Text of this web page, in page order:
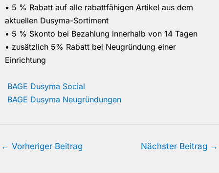
• 5 % Rabatt auf alle rabattfähigen Artikel aus dem
aktuellen Dusyma-Sortiment
• 5 % Skonto bei Bezahlung innerhalb von 14 Tagen
• zusätzlich 5% Rabatt bei Neugründung einer
Einrichtung
BAGE Dusyma Social
BAGE Dusyma Neugründungen
← Vorheriger Beitrag Nächster Beitrag →